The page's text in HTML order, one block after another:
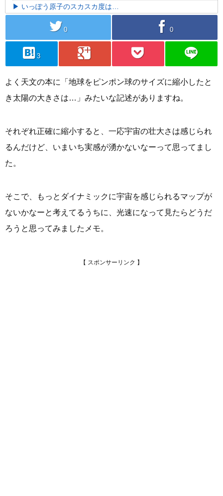
いっぽう原子のスカスカ度は…
twitter 0 facebook 0
hatebu 3 googleplus pocket line
よく天文の本に「地球をピンポン球のサイズに縮小したと
き太陽の大きさは…」みたいな記述がありますね。
それぞれ正確に縮小すると、一応宇宙の壮大さは感じられ
るんだけど、いまいち実感が湧かないなーって思ってまし
た。
そこで、もっとダイナミックに宇宙を感じられるマップが
ないかなーと考えてるうちに、光速になって見たらどうだ
ろうと思ってみましたメモ。